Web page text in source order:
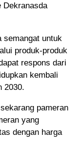
semangat untuk
produk-produk
respons dari
kembali
2030.
pameran
yang
dengan harga